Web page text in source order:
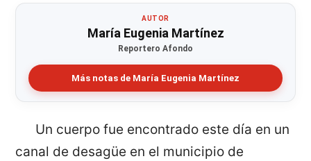
AUTOR
María Eugenia Martínez
Reportero Afondo
Más notas de María Eugenia Martínez
Un cuerpo fue encontrado este día en un
canal de desagüe en el municipio de